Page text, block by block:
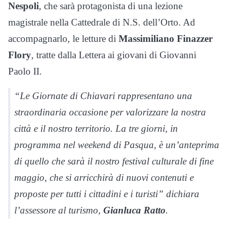
Nespoli, che sarà protagonista di una lezione
magistrale nella Cattedrale di N.S. dell’Orto. Ad
accompagnarlo, le letture di Massimiliano Finazzer
Flory, tratte dalla Lettera ai giovani di Giovanni
Paolo II.
“Le Giornate di Chiavari rappresentano una
straordinaria occasione per valorizzare la nostra
città e il nostro territorio. La tre giorni, in
programma nel weekend di Pasqua, è un’anteprima
di quello che sarà il nostro festival culturale di fine
maggio, che si arricchirà di nuovi contenuti e
proposte per tutti i cittadini e i turisti” dichiara
l’assessore al turismo, Gianluca Ratto.